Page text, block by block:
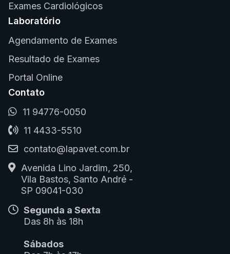
Exames Cardiológicos
Laboratório
Agendamento de Exames
Resultado de Exames
Portal Online
Contato
11 94776-0050
11 4433-5510
contato@lapavet.com.br
Avenida Lino Jardim, 250,
Vila Bastos, Santo André -
SP 09041-030
Segunda a Sexta
Das 8h às 18h
Sábados